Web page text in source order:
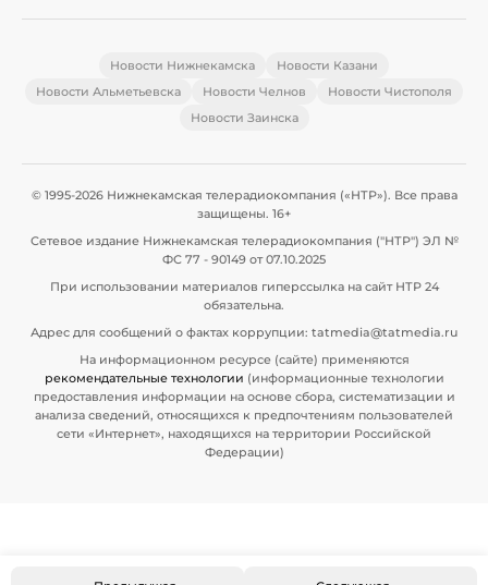
Новости Нижнекамска
Новости Казани
Новости Альметьевска
Новости Челнов
Новости Чистополя
Новости Заинска
© 1995-2026 Нижнекамская телерадиокомпания («НТР»). Все права
защищены. 16+
Сетевое издание Нижнекамская телерадиокомпания ("НТР") ЭЛ №
ФС 77 - 90149 от 07.10.2025
При использовании материалов гиперссылка на сайт НТР 24
обязательна.
Адрес для сообщений о фактах коррупции: tatmedia@tatmedia.ru
На информационном ресурсе (сайте) применяются
рекомендательные технологии (информационные технологии
предоставления информации на основе сбора, систематизации и
анализа сведений, относящихся к предпочтениям пользователей
сети «Интернет», находящихся на территории Российской
Федерации)